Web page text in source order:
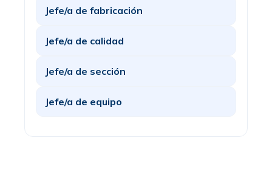
Jefe/a de fabricación
Jefe/a de calidad
Jefe/a de sección
Jefe/a de equipo